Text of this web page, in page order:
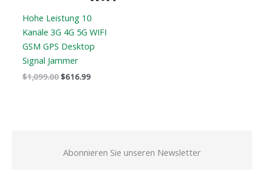
Hohe Leistung 10
Kanäle 3G 4G 5G WIFI
GSM GPS Desktop
Signal Jammer
$1,099.00$616.99
Abonnieren Sie unseren Newsletter